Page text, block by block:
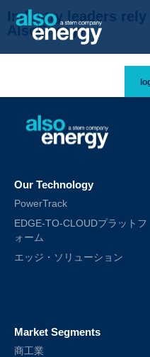
Industry leaders rely
AlsoEnergy
Our Technology
PowerTrack
EDGE-TO-CLOUDプラットフ
ォーム
エッジ・ソリューション
Market Segments
商工業